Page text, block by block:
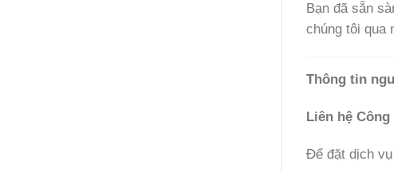
Bạn đã sẵn
chúng tôi qua
Thông tin
Liên hệ
Để đặt dịch